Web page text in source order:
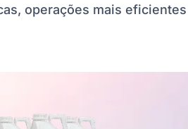
operações mais